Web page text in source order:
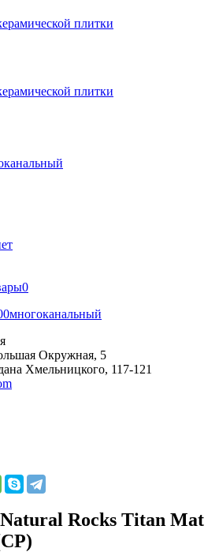
0
многоканальный
Окружная, 5
Хмельницкого, 117-121
Rocks Titan Mat